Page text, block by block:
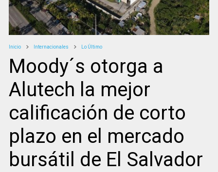
Inicio Internacionales Lo Último
Moody´s otorga a
Alutech la mejor
calificación de corto
plazo en el mercado
bursátil de El Salvador